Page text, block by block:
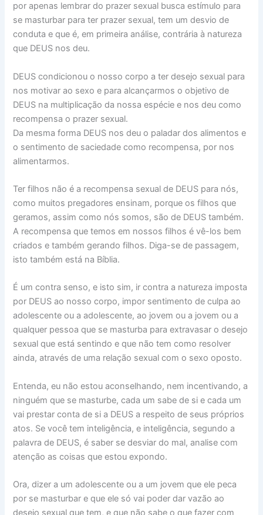
por apenas lembrar do prazer sexual busca estímulo para
se masturbar para ter prazer sexual, tem um desvio de
conduta e que é, em primeira análise, contrária à natureza
que DEUS nos deu.
DEUS condicionou o nosso corpo a ter desejo sexual para
nos motivar ao sexo e para alcançarmos o objetivo de
DEUS na multiplicação da nossa espécie e nos deu como
recompensa o prazer sexual.
Da mesma forma DEUS nos deu o paladar dos alimentos e
o sentimento de saciedade como recompensa, por nos
alimentarmos.
Ter filhos não é a recompensa sexual de DEUS para nós,
como muitos pregadores ensinam, porque os filhos que
geramos, assim como nós somos, são de DEUS também.
A recompensa que temos em nossos filhos é vê-los bem
criados e também gerando filhos. Diga-se de passagem,
isto também está na Bíblia.
É um contra senso, e isto sim, ir contra a natureza imposta
por DEUS ao nosso corpo, impor sentimento de culpa ao
adolescente ou a adolescente, ao jovem ou a jovem ou a
qualquer pessoa que se masturba para extravasar o desejo
sexual que está sentindo e que não tem como resolver
ainda, através de uma relação sexual com o sexo oposto.
Entenda, eu não estou aconselhando, nem incentivando, a
ninguém que se masturbe, cada um sabe de si e cada um
vai prestar conta de si a DEUS a respeito de seus próprios
atos. Se você tem inteligência, e inteligência, segundo a
palavra de DEUS, é saber se desviar do mal, analise com
atenção as coisas que estou expondo.
Ora, dizer a um adolescente ou a um jovem que ele peca
por se masturbar e que ele só vai poder dar vazão ao
desejo sexual que tem, e que não sabe o que fazer com